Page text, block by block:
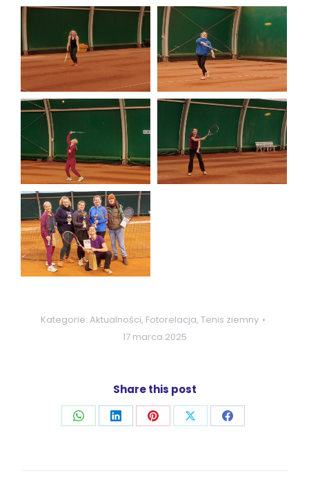
Kategorie: Aktualności, Fotorelacja, Tenis ziemny
17 marca 2025
Share this post
UdostępnijUdostępnijUdostępnijUdostępnijUdostępnij